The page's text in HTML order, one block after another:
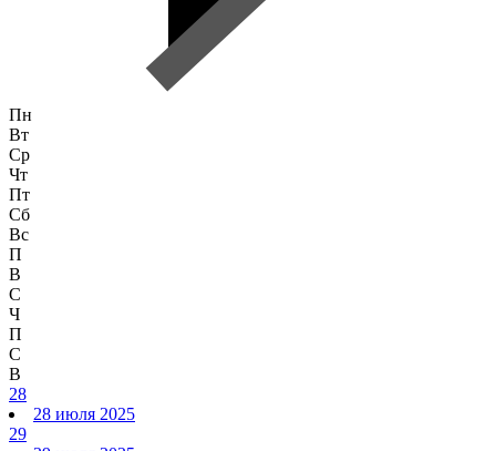
Пн
Вт
Ср
Чт
Пт
Сб
Вс
П
В
С
Ч
П
С
В
28
28 июля 2025
29